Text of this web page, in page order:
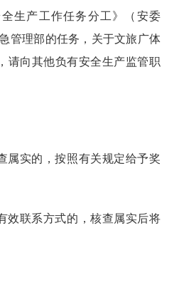
生产工作任务分工》（安委
管理部的任务，关于文旅广体
请向其他负有安全生产监管职
属实的，按照有关规定给予奖
效联系方式的，核查属实后将